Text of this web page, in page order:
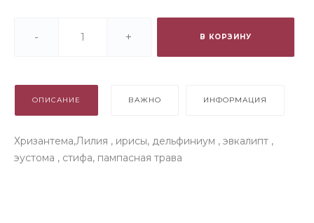
- + В КОРЗИНУ
ОПИСАНИЕ ВАЖНО ИНФОРМАЦИЯ
Хризантема,Лилия , ирисы, дельфиниум , эвкалипт ,
эустома , стифа, пампасная трава